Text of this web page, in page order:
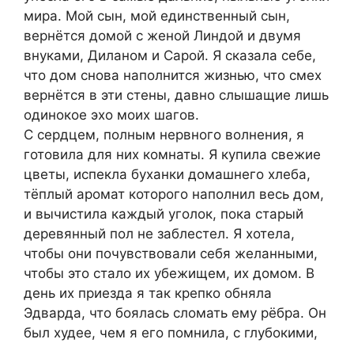
мира. Мой сын, мой единственный сын,
вернётся домой с женой Линдой и двумя
внуками, Диланом и Сарой. Я сказала себе,
что дом снова наполнится жизнью, что смех
вернётся в эти стены, давно слышащие лишь
одинокое эхо моих шагов.
С сердцем, полным нервного волнения, я
готовила для них комнаты. Я купила свежие
цветы, испекла буханки домашнего хлеба,
тёплый аромат которого наполнил весь дом,
и вычистила каждый уголок, пока старый
деревянный пол не заблестел. Я хотела,
чтобы они почувствовали себя желанными,
чтобы это стало их убежищем, их домом. В
день их приезда я так крепко обняла
Эдварда, что боялась сломать ему рёбра. Он
был худее, чем я его помнила, с глубокими,